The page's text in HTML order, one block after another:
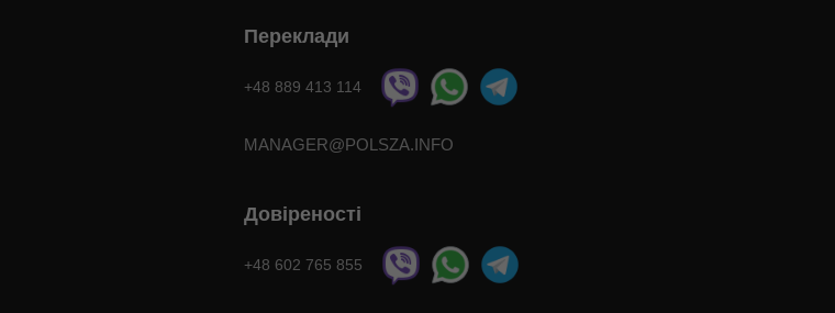
Переклади
+48 889 413 114
MANAGER@POLSZA.INFO
Довіреності
+48 602 765 855